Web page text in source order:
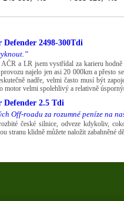
2498-300Tdi
a LR jsem vystřídal za karieru
najelo jen asi 20 000km a
nadře, velmi často musí být
velmi spolehlivý a relativně
2.5 Tdi
Off-roadu za rozumné peníze na
české silnice, odveze kdykoliv,
stranu klidně můžete naložit zabahněné